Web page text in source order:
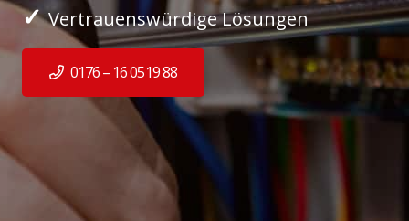
✓Vertrauenswürdige Lösungen
0176 – 16 0519 88